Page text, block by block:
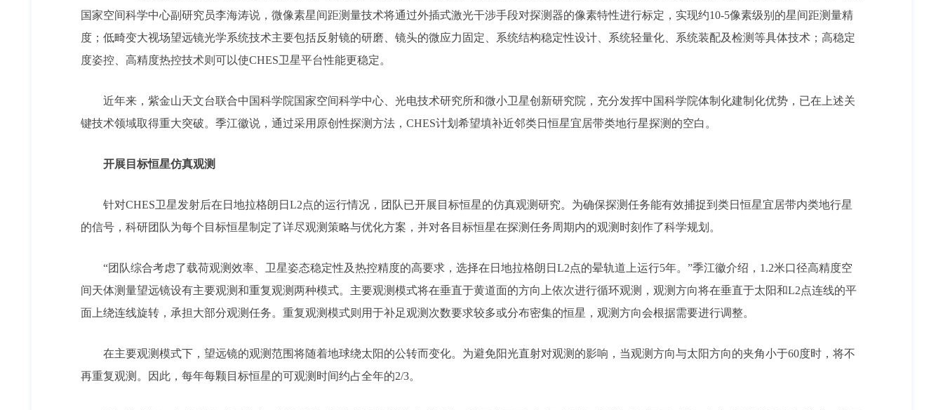
国家空间科学中心副研究员李海涛说，微像素星间距测量技术将通过外插式激光干涉手段对探测器的像素特性进行标定，实现约10-5像素级别的星间距测量精
度；低畸变大视场望远镜光学系统技术主要包括反射镜的研磨、镜头的微应力固定、系统结构稳定性设计、系统轻量化、系统装配及检测等具体技术；高稳定
度姿控、高精度热控技术则可以使CHES卫星平台性能更稳定。
近年来，紫金山天文台联合中国科学院国家空间科学中心、光电技术研究所和微小卫星创新研究院，充分发挥中国科学院体制化建制化优势，已在上述关
键技术领域取得重大突破。季江徽说，通过采用原创性探测方法，CHES计划希望填补近邻类日恒星宜居带类地行星探测的空白。
开展目标恒星仿真观测
针对CHES卫星发射后在日地拉格朗日L2点的运行情况，团队已开展目标恒星的仿真观测研究。为确保探测任务能有效捕捉到类日恒星宜居带内类地行星
的信号，科研团队为每个目标恒星制定了详尽观测策略与优化方案，并对各目标恒星在探测任务周期内的观测时刻作了科学规划。
“团队综合考虑了载荷观测效率、卫星姿态稳定性及热控精度的高要求，选择在日地拉格朗日L2点的晕轨道上运行5年。”季江徽介绍，1.2米口径高精度空
间天体测量望远镜设有主要观测和重复观测两种模式。主要观测模式将在垂直于黄道面的方向上依次进行循环观测，观测方向将在垂直于太阳和L2点连线的平
面上绕连线旋转，承担大部分观测任务。重复观测模式则用于补足观测次数要求较多或分布密集的恒星，观测方向会根据需要进行调整。
在主要观测模式下，望远镜的观测范围将随着地球绕太阳的公转而变化。为避免阳光直射对观测的影响，当观测方向与太阳方向的夹角小于60度时，将不
再重复观测。因此，每年每颗目标恒星的可观测时间约占全年的2/3。